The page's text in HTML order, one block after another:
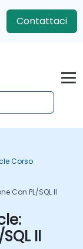
Contattaci
Corso
Con PL/SQL II
II